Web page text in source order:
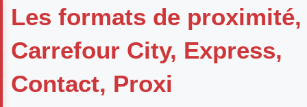
Les formats de proximité,
Carrefour City, Express,
Contact, Proxi